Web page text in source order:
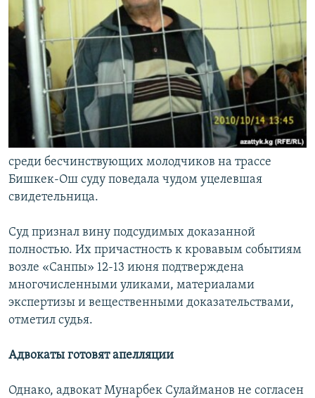
среди бесчинствующих молодчиков на трассе
Бишкек-Ош суду поведала чудом уцелевшая
свидетельница.
Суд признал вину подсудимых доказанной
полностью. Их причастность к кровавым событиям
возле «Санпы» 12-13 июня подтверждена
многочисленными уликами, материалами
экспертизы и вещественными доказательствами,
отметил судья.
Адвокаты готовят апелляции
Однако, адвокат Мунарбек Сулайманов не согласен